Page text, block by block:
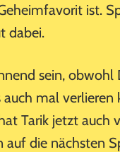
ist.
dabei.
sein, obwohl
mal verlieren
Tarik jetzt auch
die nächsten